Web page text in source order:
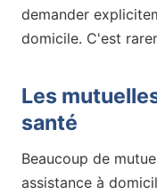
demander
domicile. C'est
Les
santé
Beaucoup de
assistance à